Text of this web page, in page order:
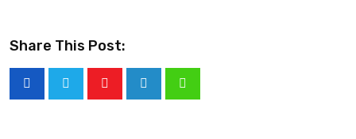
Share This Post: